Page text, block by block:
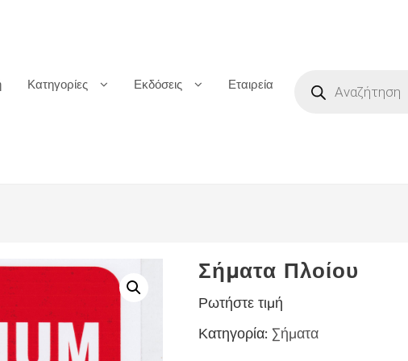
Κατηγορίες Εκδόσεις Εταιρεία search
Σήματα Πλοίου
Ρωτήστε τιμή
Κατηγορία: Σήματα